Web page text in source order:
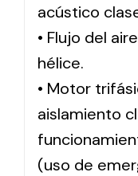
acústico
• Flujo del
hélice.
• Motor
aislamiento
(uso de